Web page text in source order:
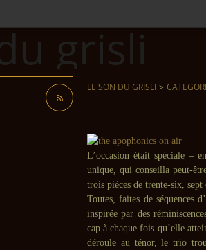
LE SON DU GRISLI >
L’occasion était spéciale –
unique, qui conseilla peut-
trois pièces de trente-six, sept
Toutes, faites de séquences
inspirée par des
cap à chaque fois qu’elle
déroule au ténor, le trio